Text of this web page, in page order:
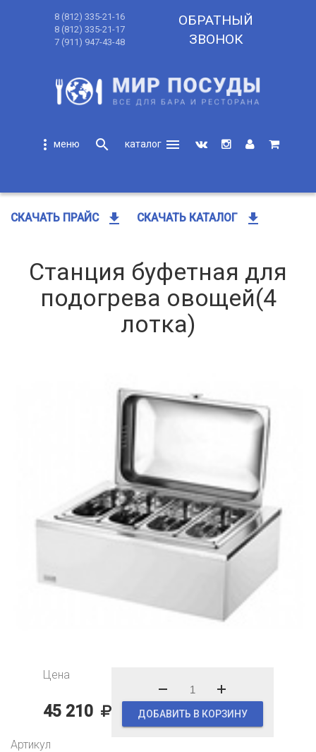
8 (812) 335-21-16
8 (812) 335-21-17
7 (911) 947-43-48
ОБРАТНЫЙ
ЗВОНОК
more_vert search
menu
СКАЧАТЬ ПРАЙС get_app СКАЧАТЬ КАТАЛОГ get_app
Станция буфетная для
подогрева овощей(4
лотка)
Цена
45 210 ДОБАВИТЬ В КОРЗИНУ
Артикул